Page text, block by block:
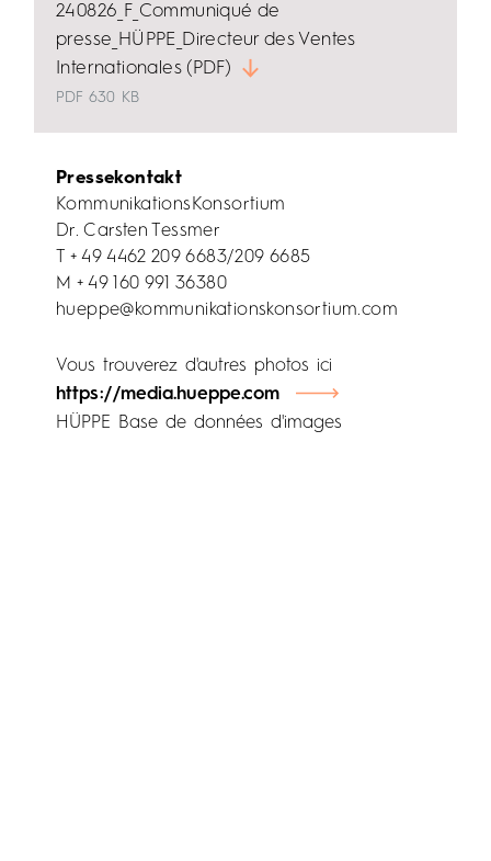
240826_F_Communiqué de
presse_HÜPPE_Directeur des Ventes
Internationales (PDF)
PDF 630 KB
Pressekontakt
KommunikationsKonsortium
Dr. Carsten Tessmer
T + 49 4462 209 6683/209 6685
M + 49 160 991 36380
hueppe@kommunikationskonsortium.com
Vous trouverez d'autres photos ici
https://media.hueppe.com
HÜPPE Base de données d'images